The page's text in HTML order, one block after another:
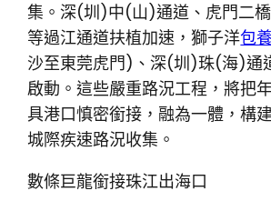
集。深(圳)中(山)通道、虎門二
等過江通道扶植加速，獅子洋包
沙至東莞虎門)、深(圳)珠(海)通
啟動。這些嚴重路況工程，將把
具港口慎密銜接，融為一體，構
城際疾速路況收集。
數條巨龍銜接珠江出海口